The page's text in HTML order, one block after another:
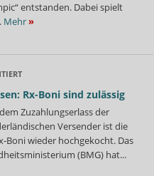
entstanden. Dabei spielt
Mehr»
Rx-Boni sind zulässig
Zuzahlungserlass der
Versender ist die
Boni wieder hochgekocht. Das
(BMG) hat...